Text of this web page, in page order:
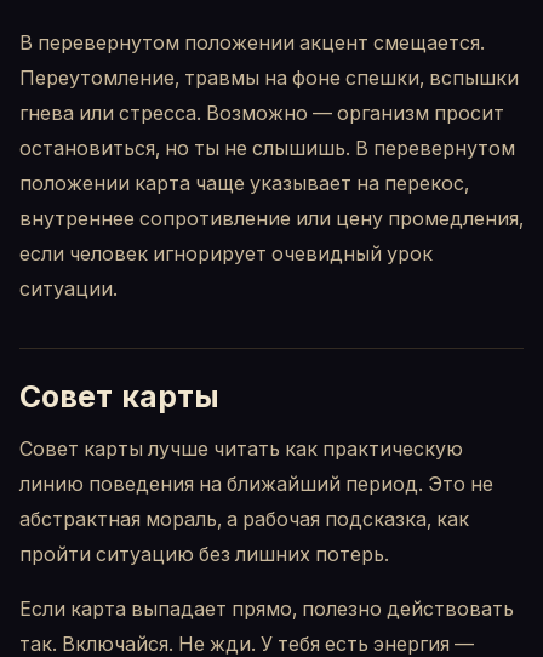
В перевернутом положении акцент смещается.
Переутомление, травмы на фоне спешки, вспышки
гнева или стресса. Возможно — организм просит
остановиться, но ты не слышишь. В перевернутом
положении карта чаще указывает на перекос,
внутреннее сопротивление или цену промедления,
если человек игнорирует очевидный урок
ситуации.
Совет карты
Совет карты лучше читать как практическую
линию поведения на ближайший период. Это не
абстрактная мораль, а рабочая подсказка, как
пройти ситуацию без лишних потерь.
Если карта выпадает прямо, полезно действовать
так. Включайся. Не жди. У тебя есть энергия —